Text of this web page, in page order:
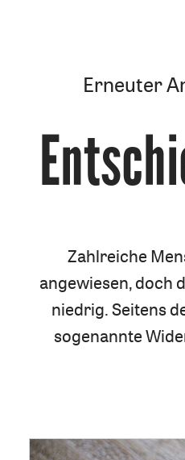
Erneuter
Zahlreiche
angewiesen, doch
niedrig. Seitens
sogenannte